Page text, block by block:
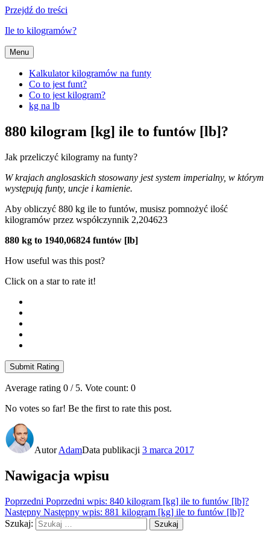
Przejdź do treści
Ile to kilogramów?
Menu
Kalkulator kilogramów na funty
Co to jest funt?
Co to jest kilogram?
kg na lb
880 kilogram [kg] ile to funtów [lb]?
Jak przeliczyć kilogramy na funty?
W krajach anglosaskich stosowany jest system imperialny, w którym
występują funty, uncje i kamienie.
Aby obliczyć 880 kg ile to funtów, musisz pomnożyć ilość
kilogramów przez współczynnik 2,204623
880 kg to 1940,06824 funtów [lb]
How useful was this post?
Click on a star to rate it!
Submit Rating
Average rating 0 / 5. Vote count: 0
No votes so far! Be the first to rate this post.
AutorAdamData publikacji 3 marca 2017
Nawigacja wpisu
Poprzedni Poprzedni wpis: 840 kilogram [kg] ile to funtów [lb]?
Następny Następny wpis: 881 kilogram [kg] ile to funtów [lb]?
Szukaj:
Szukaj